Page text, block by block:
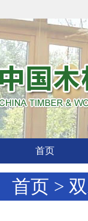
首页
首页 >